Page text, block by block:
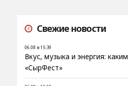
Свежие новости
06.08 в 15:39
Вкус, музыка и энергия:
«СырФест»